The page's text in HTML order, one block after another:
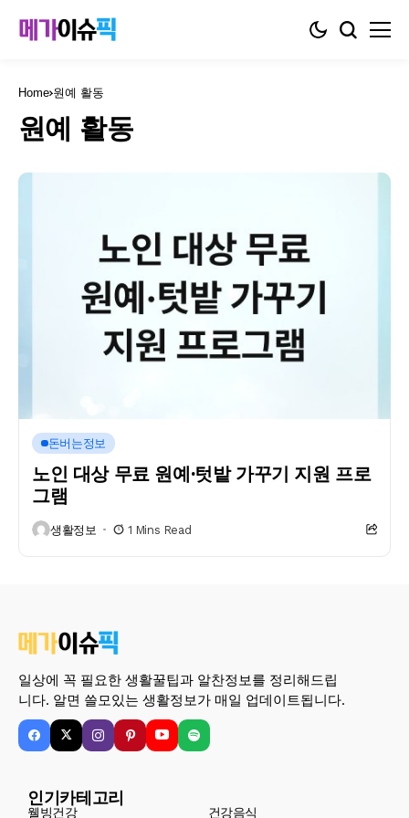
Home 원예 활동
원예 활동
돈버는정보
노인 대상 무료 원예·텃밭 가꾸기 지원 프로
그램
생활정보 1 Mins Read
일상에 꼭 필요한 생활꿀팁과 알찬정보를 정리해드립
니다. 알면 쓸모있는 생활정보가 매일 업데이트됩니다.
인기카테고리
웰빙건강 건강음식